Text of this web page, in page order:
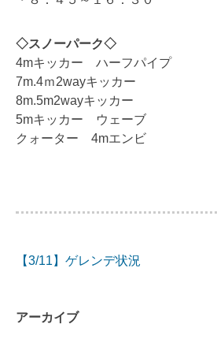
◇スノーパーク◇
4mキッカー ハーフパイプ
7m.4ｍ2wayキッカー
8m.5m2wayキッカー
5mキッカー ウェーブ
クォーター 4mエンビ
稿
【3/11】ゲレンデ状況
アーカイブ